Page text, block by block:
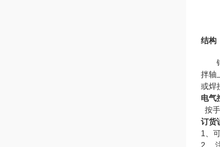
结构
锚
拌轴
或焊
电气
按
订货
1 、
2